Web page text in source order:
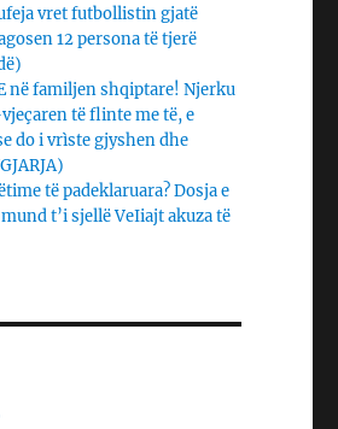
vret futbollistin gjatë
12 persona të tjerë
në familjen shqiptare! Njerku
të flinte me të, e
do i vrìste gjyshen dhe
të padeklaruara? Dosja e
mund t’i sjellë VeIiajt akuza të